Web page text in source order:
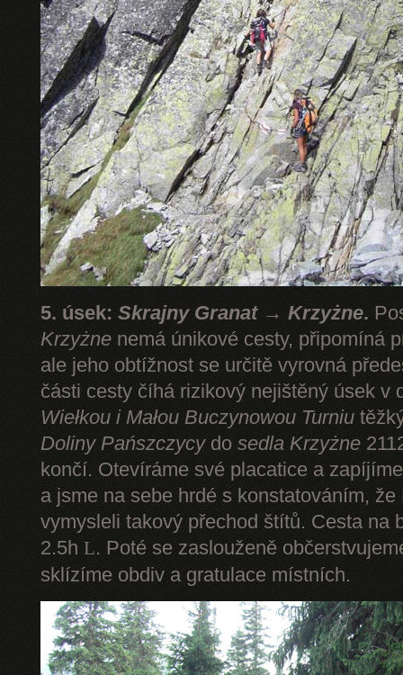
5. úsek: Skrajny Granat → Krzyżne.
Krzyżne nemá únikové cesty, připomíná
ale jeho obtížnost se určitě vyrovná
části cesty číhá rizikový nejištěný úsek v
Wiełkou i Małou Buczynowou Turniu
Doliny Pańszczycydo sedla Krzyżne
končí. Otevíráme své placatice a
a jsme na sebe hrdé s konstatováním,
vymysleli takový přechod štítů. Cesta na
2.5h L. Poté se zaslouženě
sklízíme obdiv a gratulace místních.